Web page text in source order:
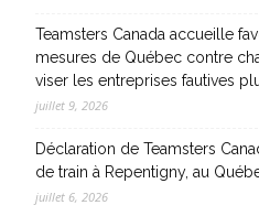
Teamsters Canada accueille
mesures de Québec contre
viser les entreprises fautives
juillet 9, 2026
Déclaration de Teamsters
de train à Repentigny, au
juillet 6, 2026